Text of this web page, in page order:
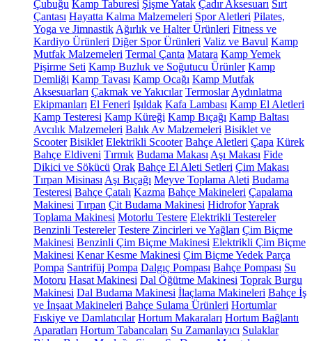
Çubuğu Kamp Taburesi Şişme Yatak Çadır Aksesuarı Sırt
Çantası Hayatta Kalma Malzemeleri Spor Aletleri Pilates,
Yoga ve Jimnastik Ağırlık ve Halter Ürünleri Fitness ve
Kardiyo Ürünleri Diğer Spor Ürünleri Valiz ve Bavul Kamp
Mutfak Malzemeleri Termal Çanta Matara Kamp Yemek
Pişirme Seti Kamp Buzluk ve Soğutucu Ürünler Kamp
Demliği Kamp Tavası Kamp Ocağı Kamp Mutfak
Aksesuarları Çakmak ve Yakıcılar Termoslar Aydınlatma
Ekipmanları El Feneri Işıldak Kafa Lambası Kamp El Aletleri
Kamp Testeresi Kamp Küreği Kamp Bıçağı Kamp Baltası
Avcılık Malzemeleri Balık Av Malzemeleri Bisiklet ve
Scooter Bisiklet Elektrikli Scooter Bahçe Aletleri Çapa Kürek
Bahçe Eldiveni Tırmık Budama Makası Aşı Makası Fide
Dikici ve Sökücü Orak Bahçe El Aleti Setleri Çim Makası
Tırpan Misinası Aşı Bıçağı Meyve Toplama Aleti Budama
Testeresi Bahçe Çatalı Kazma Bahçe Makineleri Çapalama
Makinesi Tırpan Çit Budama Makinesi HidroforYaprak
Toplama Makinesi Motorlu Testere Elektrikli Testereler
Benzinli Testereler Testere Zincirleri ve Yağları Çim Biçme
Makinesi Benzinli Çim Biçme Makinesi Elektrikli Çim Biçme
Makinesi Kenar Kesme Makinesi Çim Biçme Yedek Parça
Pompa Santrifüj Pompa Dalgıç Pompası Bahçe Pompası Su
Motoru Hasat Makinesi Dal Öğütme Makinesi Toprak Burgu
Makinesi Dal Budama Makinesi İlaçlama Makineleri Bahçe İş
ve İnşaat Makineleri Bahçe Sulama Ürünleri Hortumlar
Fıskiye ve Damlatıcılar Hortum Makaraları Hortum Bağlantı
Aparatları Hortum Tabancaları Su Zamanlayıcı Sulaklar